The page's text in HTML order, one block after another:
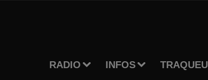
RADIO INFOS